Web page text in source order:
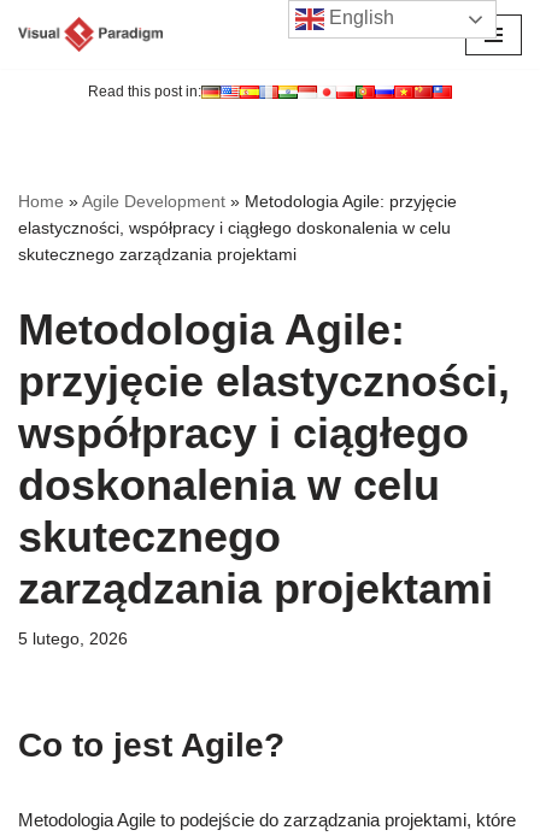
Read this post in:
Home »Agile Development » Metodologia Agile: przyjęcie
elastyczności, współpracy i ciągłego doskonalenia w celu
skutecznego zarządzania projektami
Metodologia Agile:
przyjęcie elastyczności,
współpracy i ciągłego
doskonalenia w celu
skutecznego
zarządzania projektami
5 lutego, 2026
Co to jest Agile?
Metodologia Agile to podejście do zarządzania projektami, które
English